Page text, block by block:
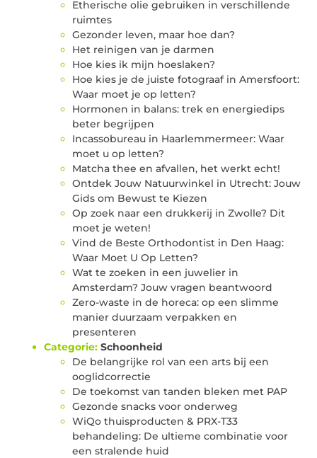
Etherische olie gebruiken in verschillende
ruimtes
Gezonder leven, maar hoe dan?
Het reinigen van je darmen
Hoe kies ik mijn hoeslaken?
Hoe kies je de juiste fotograaf in Amersfoort:
Waar moet je op letten?
Hormonen in balans: trek en energiedips
beter begrijpen
Incassobureau in Haarlemmermeer: Waar
moet u op letten?
Matcha thee en afvallen, het werkt echt!
Ontdek Jouw Natuurwinkel in Utrecht: Jouw
Gids om Bewust te Kiezen
Op zoek naar een drukkerij in Zwolle? Dit
moet je weten!
Vind de Beste Orthodontist in Den Haag:
Waar Moet U Op Letten?
Wat te zoeken in een juwelier in
Amsterdam? Jouw vragen beantwoord
Zero-waste in de horeca: op een slimme
manier duurzaam verpakken en
presenteren
Categorie: Schoonheid
De belangrijke rol van een arts bij een
ooglidcorrectie
De toekomst van tanden bleken met PAP
Gezonde snacks voor onderweg
WiQo thuisproducten & PRX-T33
behandeling: De ultieme combinatie voor
een stralende huid